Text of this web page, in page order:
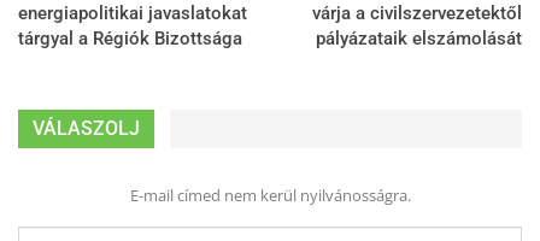
energiapolitikai javaslatokat
tárgyal a Régiók Bizottsága
várja a civilszervezetektől
pályázataik elszámolását
VÁLASZOLJ
E-mail címed nem kerül nyilvánosságra.